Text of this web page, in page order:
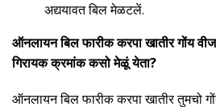
अद्ययावत बिल मेळटलें.
ऑनलायन बिल फारीक करपा खातीर गोंय
गिरायक क्रमांक कसो मेळूं येता?
ऑनलायन बिल फारीक करपा खातीर तुमचो